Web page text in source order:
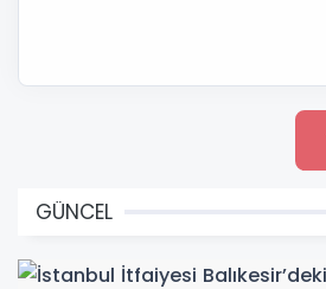
GÜNCEL